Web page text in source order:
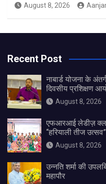
August 8, 2026
Recent Post
नाबार्ड योजना के
दिवसीय प्रशिक्षण
August 8, 2026
एफआरआई लेडीज़ क्लब
“हरियाली तीज उत्सव”
August 8, 2026
उन्नति शर्मा की
महापौर